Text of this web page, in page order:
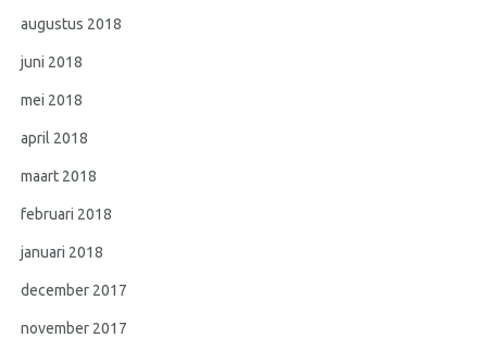
augustus 2018
juni 2018
mei 2018
april 2018
maart 2018
februari 2018
januari 2018
december 2017
november 2017